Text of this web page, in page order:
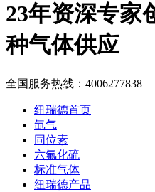
23年资深专家
种气体供应
全国服务热线： 4006277838
纽瑞德首页
氙气
同位素
六氟化硫
标准气体
纽瑞德产品